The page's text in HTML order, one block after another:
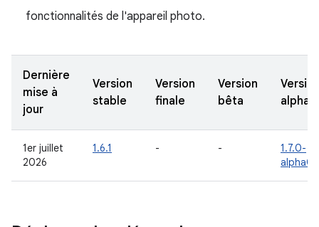
fonctionnalités de l'appareil photo.
Dernière
mise à
jour
Version
stable
Version
finale
Version
bêta
alpha
1er juillet
2026
1.6.1 - -
1.7.0-
alpha02